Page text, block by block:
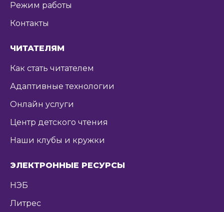
Режим работы
Контакты
ЧИТАТЕЛЯМ
Как стать читателем
Адаптивные технологии
Онлайн услуги
Центр детского чтения
Наши клубы и кружки
ЭЛЕКТРОННЫЕ РЕСУРСЫ
НЭБ
Литрес